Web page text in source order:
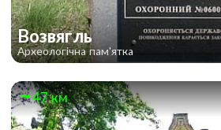
Возвягль
Археологічна пам'ятка
47 км